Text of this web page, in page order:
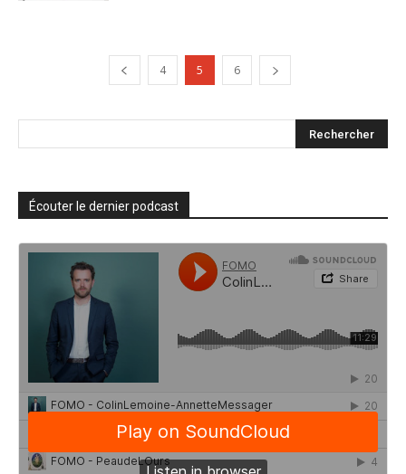
4 5 6
Écouter le dernier podcast